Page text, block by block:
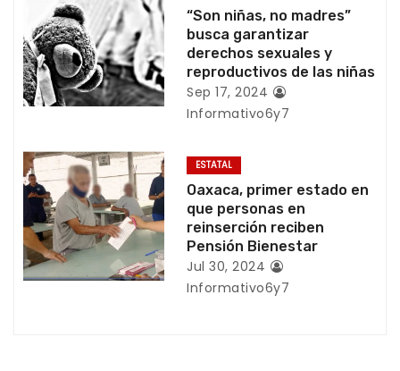
n
t
r
d
a
s
“Son niñas, no madres”
busca garantizar
derechos sexuales y
reproductivos de las niñas
Sep 17, 2024
Informativo6y7
ESTATAL
Oaxaca, primer estado en
que personas en
reinserción reciben
Pensión Bienestar
Jul 30, 2024
Informativo6y7